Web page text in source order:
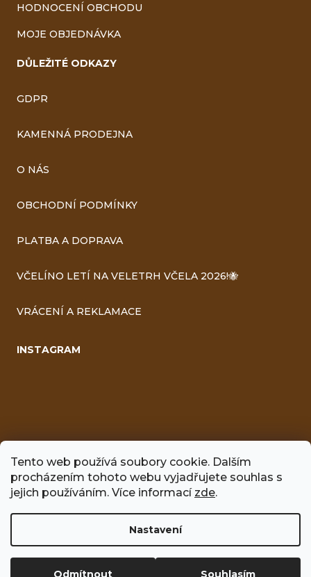
Tento web používá soubory cookie. Dalším
procházením tohoto webu vyjadřujete souhlas s
jejich používáním. Více informací zde.
Nastavení
Odmítnout Souhlasím
HODNOCENÍ OBCHODU
MOJE OBJEDNÁVKA
DŮLEŽITÉ ODKAZY
GDPR
KAMENNÁ PRODEJNA
O NÁS
OBCHODNÍ PODMÍNKY
PLATBA A DOPRAVA
VČELÍNO LETÍ NA VELETRH VČELA 2026!🐝
VRÁCENÍ A REKLAMACE
INSTAGRAM
FACEBOOK
Vytvořil Shoptet